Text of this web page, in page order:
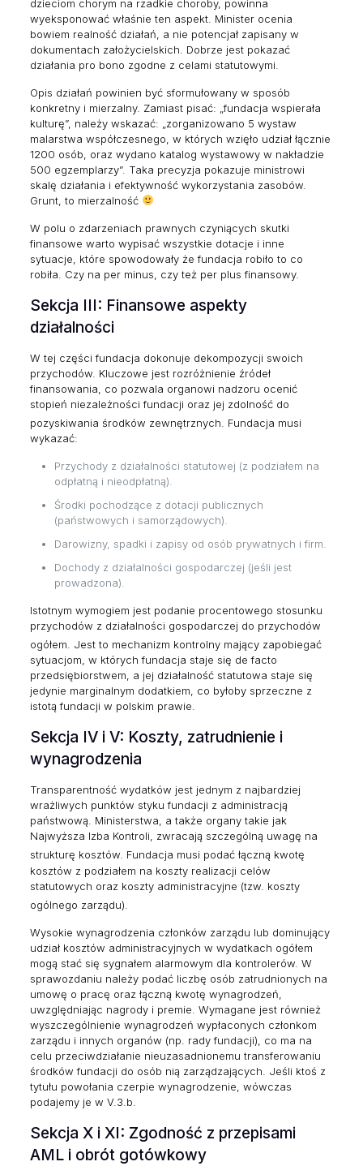
dzieciom chorym na rzadkie choroby, powinna
wyeksponować właśnie ten aspekt. Minister ocenia
bowiem realność działań, a nie potencjał zapisany w
dokumentach założycielskich. Dobrze jest pokazać
działania pro bono zgodne z celami statutowymi.
Opis działań powinien być sformułowany w sposób
konkretny i mierzalny. Zamiast pisać: „fundacja wspierała
kulturę”, należy wskazać: „zorganizowano 5 wystaw
malarstwa współczesnego, w których wzięło udział łącznie
1200 osób, oraz wydano katalog wystawowy w nakładzie
500 egzemplarzy”. Taka precyzja pokazuje ministrowi
skalę działania i efektywność wykorzystania zasobów.
Grunt, to mierzalność
W polu o zdarzeniach prawnych czyniących skutki
finansowe warto wypisać wszystkie dotacje i inne
sytuacje, które spowodowały że fundacja robiło to co
robiła. Czy na per minus, czy też per plus finansowy.
Sekcja III: Finansowe aspekty
działalności
W tej części fundacja dokonuje dekompozycji swoich
przychodów. Kluczowe jest rozróżnienie źródeł
finansowania, co pozwala organowi nadzoru ocenić
stopień niezależności fundacji oraz jej zdolność do
pozyskiwania środków zewnętrznych.
Fundacja musi
wykazać:
Przychody z działalności statutowej (z podziałem na
odpłatną i nieodpłatną).
Środki pochodzące z dotacji publicznych
(państwowych i samorządowych).
Darowizny, spadki i zapisy od osób prywatnych i firm.
Dochody z działalności gospodarczej (jeśli jest
prowadzona).
Istotnym wymogiem jest podanie procentowego stosunku
przychodów z działalności gospodarczej do przychodów
ogółem. Jest to mechanizm kontrolny mający zapobiegać
sytuacjom, w których fundacja staje się de facto
przedsiębiorstwem, a jej działalność statutowa staje się
jedynie marginalnym dodatkiem, co byłoby sprzeczne z
istotą fundacji w polskim prawie.
Sekcja IV i V: Koszty, zatrudnienie i
wynagrodzenia
Transparentność wydatków jest jednym z najbardziej
wrażliwych punktów styku fundacji z administracją
państwową. Ministerstwa, a także organy takie jak
Najwyższa Izba Kontroli, zwracają szczególną uwagę na
strukturę kosztów. Fundacja musi podać łączną kwotę
kosztów z podziałem na koszty realizacji celów
statutowych oraz koszty administracyjne (tzw. koszty
ogólnego zarządu).
Wysokie wynagrodzenia członków zarządu lub dominujący
udział kosztów administracyjnych w wydatkach ogółem
mogą stać się sygnałem alarmowym dla kontrolerów. W
sprawozdaniu należy podać liczbę osób zatrudnionych na
umowę o pracę oraz łączną kwotę wynagrodzeń,
uwzględniając nagrody i premie. Wymagane jest również
wyszczególnienie wynagrodzeń wypłaconych członkom
zarządu i innych organów (np. rady fundacji), co ma na
celu przeciwdziałanie nieuzasadnionemu transferowaniu
środków fundacji do osób nią zarządzających. Jeśli ktoś z
tytułu powołania czerpie wynagrodzenie, wówczas
podajemy je w V.3.b.
Sekcja X i XI: Zgodność z przepisami
AML i obrót gotówkowy